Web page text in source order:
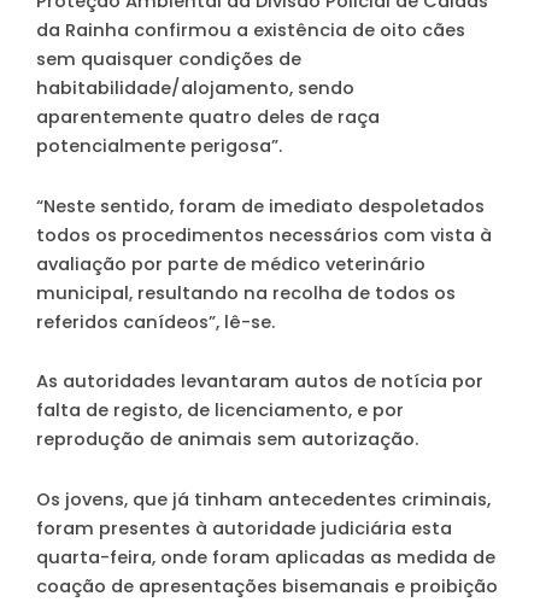
da Rainha confirmou a existência de oito cães
sem quaisquer condições de
habitabilidade/alojamento, sendo
aparentemente quatro deles de raça
potencialmente perigosa”.
“Neste sentido, foram de imediato despoletados
todos os procedimentos necessários com vista à
avaliação por parte de médico veterinário
municipal, resultando na recolha de todos os
referidos canídeos”, lê-se.
As autoridades levantaram autos de notícia por
falta de registo, de licenciamento, e por
reprodução de animais sem autorização.
Os jovens, que já tinham antecedentes criminais,
foram presentes à autoridade judiciária esta
quarta-feira, onde foram aplicadas as medida de
coação de apresentações bisemanais e proibição